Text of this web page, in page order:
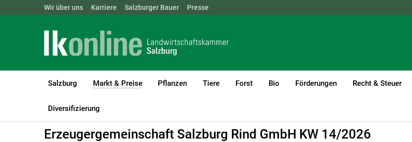
Landwirtschaftskammern: ÖSTERREICH BGLD KTN
Wir über uns Karriere Salzburger Bauer Presse
Salzburg Markt & Preise
(current)1
Pflanzen Tiere Forst Bio Förderungen Recht & Steuer
Diversifizierung
LK Salzburg Markt & Preise
Erzeugergemeinschaft Salzburg Rind GmbH KW 14/2026